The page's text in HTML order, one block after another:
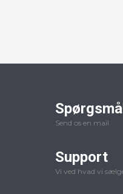
Send os en mail
Support
Vi ved hvad vi